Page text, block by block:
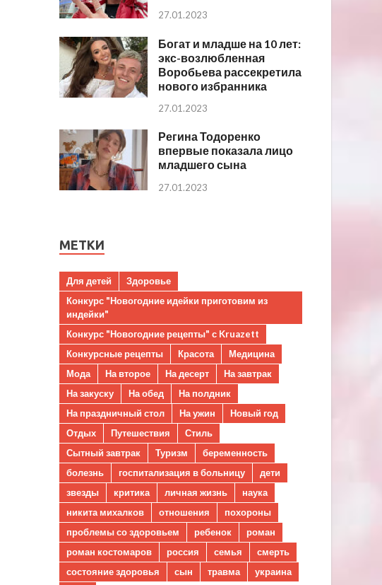
27.01.2023
Богат и младше на 10 лет:
экс-возлюбленная
Воробьева рассекретила
нового избранника
27.01.2023
Регина Тодоренко
впервые показала лицо
младшего сына
27.01.2023
МЕТКИ
Для детей
Здоровье
Конкурс "Новогодние идейки приготовим из
индейки"
Конкурс "Новогодние рецепты" с Kruazett
Конкурсные рецепты
Красота
Медицина
Мода
На второе На десерт
На завтрак
На закуску
На обед
На полдник
На праздничный стол
На ужин
Новый год
Отдых
Путешествия
Стиль
Сытный завтрак
Туризм
беременность
болезнь
госпитализация в больницу
дети
звезды
критика личная жизнь
наука
никита михалков
отношения
похороны
проблемы со здоровьем
ребенок
роман
роман костомаров
россия семья
смерть
состояние здоровья
сын травма украина